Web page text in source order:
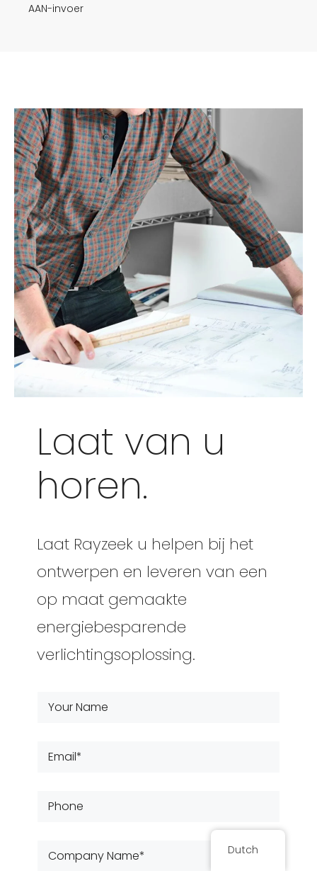
AAN-invoer
Laat van u
horen.
Laat Rayzeek u helpen bij het
ontwerpen en leveren van een
op maat gemaakte
energiebesparende
verlichtingsoplossing.
Dutch